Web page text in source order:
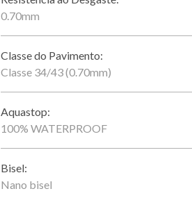
0.70mm
Classe do Pavimento:
Classe 34/43 (0.70mm)
Aquastop:
100% WATERPROOF
Bisel:
Nano bisel